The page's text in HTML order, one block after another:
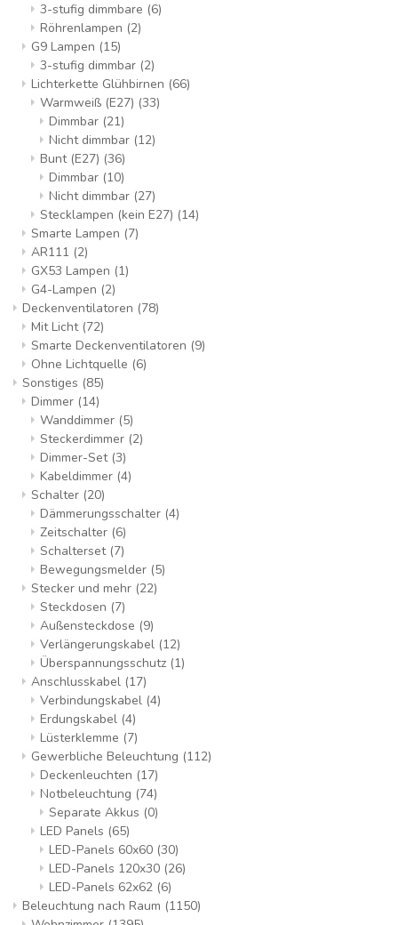
3-stufig dimmbare (6)
Röhrenlampen (2)
G9 Lampen (15)
3-stufig dimmbar (2)
Lichterkette Glühbirnen (66)
Warmweiß (E27) (33)
Dimmbar (21)
Nicht dimmbar (12)
Bunt (E27) (36)
Dimmbar (10)
Nicht dimmbar (27)
Stecklampen (kein E27) (14)
Smarte Lampen (7)
AR111 (2)
GX53 Lampen (1)
G4-Lampen (2)
Deckenventilatoren (78)
Mit Licht (72)
Smarte Deckenventilatoren (9)
Ohne Lichtquelle (6)
Sonstiges (85)
Dimmer (14)
Wanddimmer (5)
Steckerdimmer (2)
Dimmer-Set (3)
Kabeldimmer (4)
Schalter (20)
Dämmerungsschalter (4)
Zeitschalter (6)
Schalterset (7)
Bewegungsmelder (5)
Stecker und mehr (22)
Steckdosen (7)
Außensteckdose (9)
Verlängerungskabel (12)
Überspannungsschutz (1)
Anschlusskabel (17)
Verbindungskabel (4)
Erdungskabel (4)
Lüsterklemme (7)
Gewerbliche Beleuchtung (112)
Deckenleuchten (17)
Notbeleuchtung (74)
Separate Akkus (0)
LED Panels (65)
LED-Panels 60x60 (30)
LED-Panels 120x30 (26)
LED-Panels 62x62 (6)
Beleuchtung nach Raum (1150)